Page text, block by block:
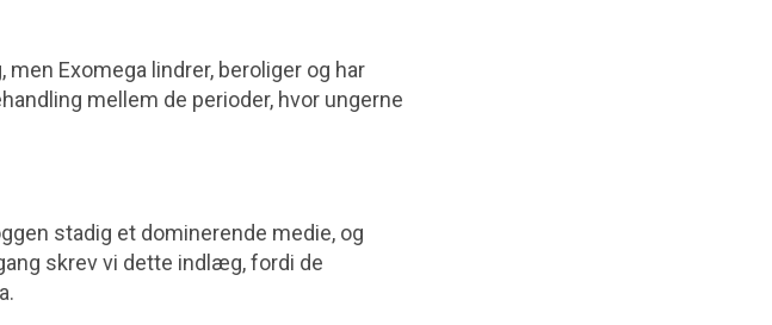
Exomega lindrer, beroliger og har
mellem de perioder, hvor ungerne
stadig et dominerende medie, og
skrev vi dette indlæg, fordi de